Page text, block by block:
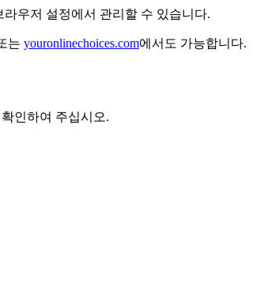
우저 설정에서 관리할 수 있습니다.
는 youronlinechoices.com에서도 가능합니다.
인하여 주십시오.